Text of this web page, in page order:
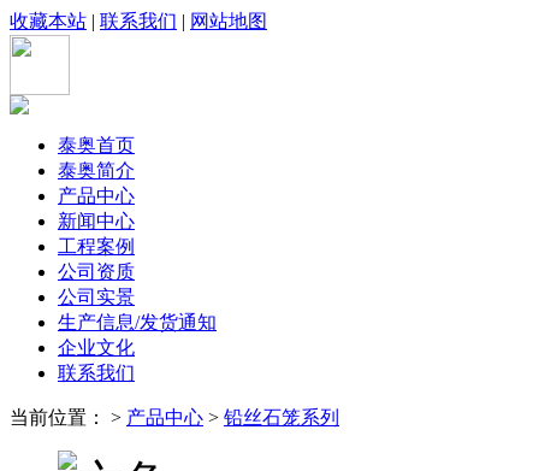
收藏本站 | 联系我们 | 网站地图
泰奥首页
泰奥简介
产品中心
新闻中心
工程案例
公司资质
公司实景
生产信息/发货通知
企业文化
联系我们
当前位置： > 产品中心 > 铅丝石笼系列